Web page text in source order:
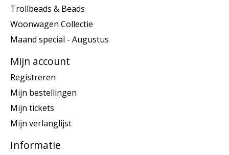
Trollbeads & Beads
Woonwagen Collectie
Maand special - Augustus
Mijn account
Registreren
Mijn bestellingen
Mijn tickets
Mijn verlanglijst
Informatie